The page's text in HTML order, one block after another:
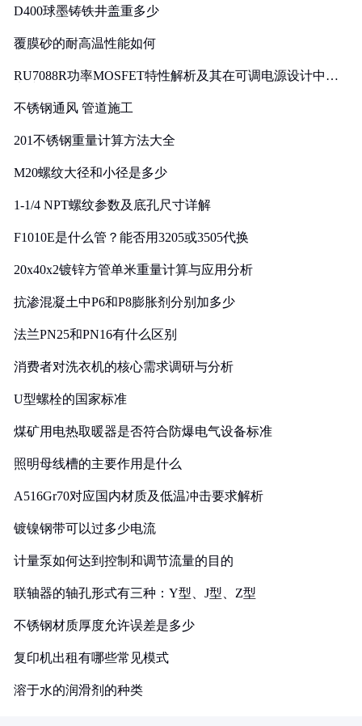
D400球墨铸铁井盖重多少
覆膜砂的耐高温性能如何
RU7088R功率MOSFET特性解析及其在可调电源设计中的
不锈钢通风 管道施工
201不锈钢重量计算方法大全
M20螺纹大径和小径是多少
1-1/4 NPT螺纹参数及底孔尺寸详解
F1010E是什么管？能否用3205或3505代换
20x40x2镀锌方管单米重量计算与应用分析
抗渗混凝土中P6和P8膨胀剂分别加多少
法兰PN25和PN16有什么区别
消费者对洗衣机的核心需求调研与分析
U型螺栓的国家标准
煤矿用电热取暖器是否符合防爆电气设备标准
照明母线槽的主要作用是什么
A516Gr70对应国内材质及低温冲击要求解析
镀镍钢带可以过多少电流
计量泵如何达到控制和调节流量的目的
联轴器的轴孔形式有三种：Y型、J型、Z型
不锈钢材质厚度允许误差是多少
复印机出租有哪些常见模式
溶于水的润滑剂的种类